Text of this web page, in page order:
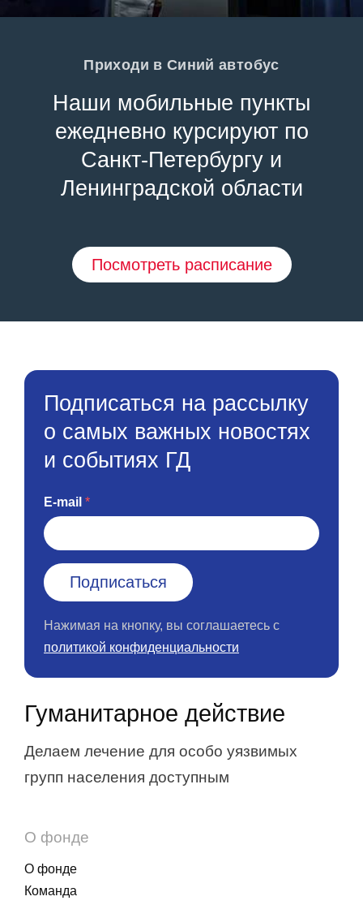
Приходи в Синий автобус
Наши мобильные пункты
ежедневно курсируют по
Санкт-Петербургу и
Ленинградской области
Посмотреть расписание
Подписаться на рассылку
о самых важных новостях
и событиях ГД
E-mail
Нажимая на кнопку, вы соглашаетесь с
политикой конфиденциальности
Гуманитарное действие
Делаем лечение для особо уязвимых
групп населения доступным
О фонде
О фонде
Команда